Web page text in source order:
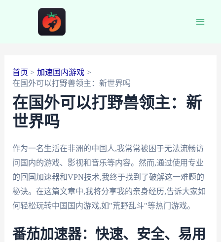
首页
加速国内游戏
在国外可以打野兽领主：新世界吗
在国外可以打野兽领主：新
世界吗
作为一名生活在非洲的中国人,我常常被困于无法流畅访
问国内的游戏、影视和音乐等内容。然而,通过使用专业
的回国加速器和VPN技术,我终于找到了破解这一难题的
秘诀。在这篇文章中,我将分享我的亲身经历,告诉大家如
何轻松玩转中国国内游戏,如"荒野乱斗"等热门游戏。
番茄加速器：快速、安全、易用